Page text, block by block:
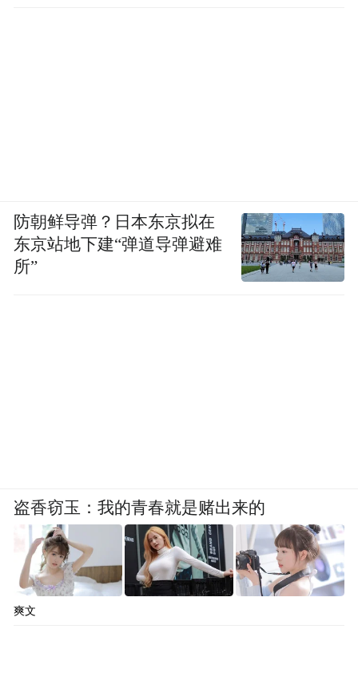
防朝鲜导弹？日本东京拟在
东京站地下建“弹道导弹避难
所”
盗香窃玉：我的青春就是赌出来的
爽文